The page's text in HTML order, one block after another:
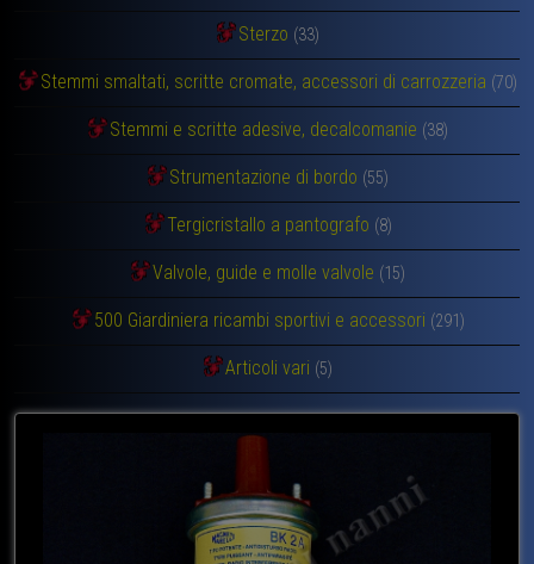
Sterzo (33)
Stemmi smaltati, scritte cromate, accessori di carrozzeria (70)
Stemmi e scritte adesive, decalcomanie (38)
Strumentazione di bordo (55)
Tergicristallo a pantografo (8)
Valvole, guide e molle valvole (15)
500 Giardiniera ricambi sportivi e accessori (291)
Articoli vari (5)